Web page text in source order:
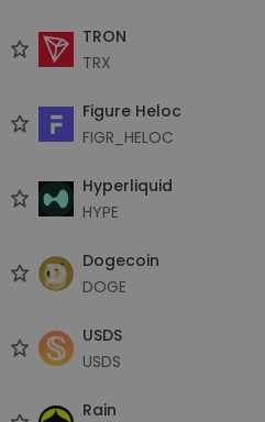
TRON
TRX
Figure Heloc
FIGR_HELOC
Hyperliquid
HYPE
Dogecoin
DOGE
USDS
USDS
Rain